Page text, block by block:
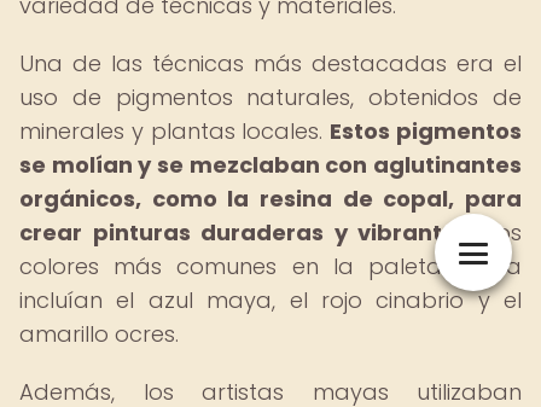
Una de las técnicas más destacadas era el
uso de pigmentos naturales, obtenidos de
minerales y plantas locales. Estos pigmentos
se molían y se mezclaban con aglutinantes
orgánicos, como la resina de copal, para
crear pinturas duraderas y vibrantes.
Los
colores más comunes en la paleta maya
incluían el azul maya, el rojo cinabrio y el
amarillo ocres.
Además, los artistas mayas utilizaban